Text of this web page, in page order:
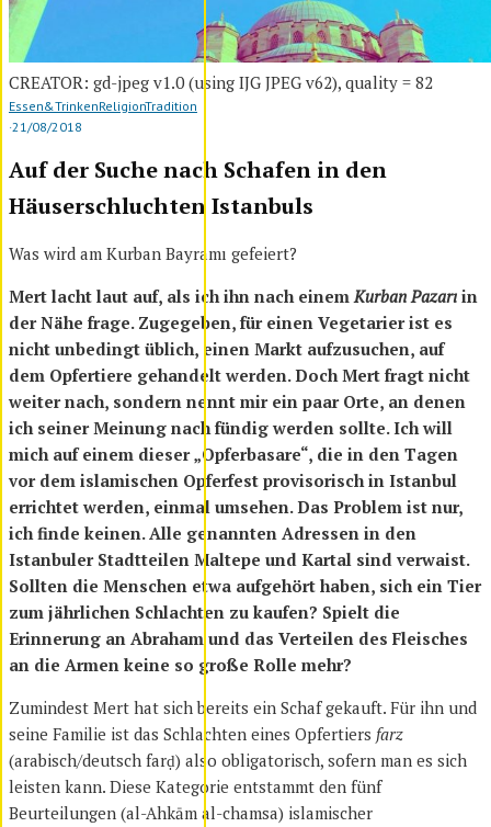
CREATOR: gd-jpeg v1.0 (using IJG JPEG v62), quality = 82
Essen&TrinkenReligionTradition
·21/08/2018
Auf der Suche nach Schafen in den
Häuserschluchten Istanbuls
Was wird am Kurban Bayramı gefeiert?
Mert lacht laut auf, als ich ihn nach einemKurban Pazarı in
der Nähe frage. Zugegeben, für einen Vegetarier ist es
nicht unbedingt üblich, einen Markt aufzusuchen, auf
dem Opfertiere gehandelt werden. Doch Mert fragt nicht
weiter nach, sondern nennt mir ein paar Orte, an denen
ich seiner Meinung nach fündig werden sollte. Ich will
mich auf einem dieser „Opferbasare“, die in den Tagen
vor dem islamischen Opferfest provisorisch in Istanbul
errichtet werden, einmal umsehen. Das Problem ist nur,
ich finde keinen. Alle genannten Adressen in den
Istanbuler Stadtteilen Maltepe und Kartal sind verwaist.
Sollten die Menschen etwa aufgehört haben, sich ein Tier
zum jährlichen Schlachten zu kaufen? Spielt die
Erinnerung an Abraham und das Verteilen des Fleisches
an die Armen keine so große Rolle mehr?
Zumindest Mert hat sich bereits ein Schaf gekauft. Für ihn und
seine Familie ist das Schlachten eines Opfertiers farz
(arabisch/deutsch farḍ) also obligatorisch, sofern man es sich
leisten kann. Diese Kategorie entstammt den fünf
Beurteilungen (al-Ahkām al-chamsa) islamischer